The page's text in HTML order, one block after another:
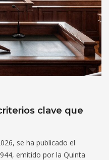
clave que
se ha publicado el
emitido por la Quinta